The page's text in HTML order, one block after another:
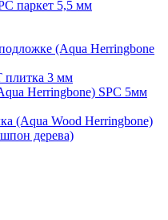
паркет 5,5 мм
(Aqua Herringbone
плитка 3 мм
Herringbone) SPC 5мм
(Aqua Wood Herringbone)
дерева)